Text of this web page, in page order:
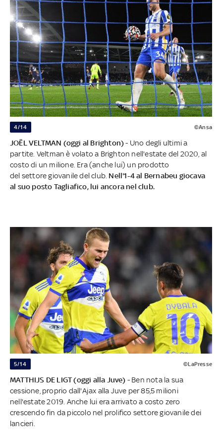
4/14 ©Ansa
JOËL VELTMAN (oggi al Brighton)- Uno degli ultimi a
partite. Veltman è volato a Brighton nell'estate del 2020, al
costo di un milione. Era (anche lui) un prodotto
del settore giovanile del club. Nell'1-4 al Bernabeu giocava
al suo posto Tagliafico, lui ancora nel club.
5/14 ©LaPresse
MATTHIJS DE LIGT (oggi alla Juve) - Ben nota la sua
cessione, proprio dall'Ajax alla Juve per 85,5 milioni
nell'estate 2019. Anche lui era arrivato a costo zero
crescendo fin da piccolo nel prolifico settore giovanile dei
lancieri.